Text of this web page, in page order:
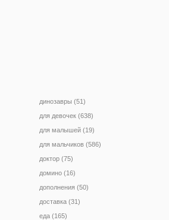
динозавры (51)
для девочек (638)
для малышей (19)
для мальчиков (586)
доктор (75)
домино (16)
дополнения (50)
доставка (31)
еда (165)